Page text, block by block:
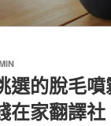
選的脫毛
在家翻譯社